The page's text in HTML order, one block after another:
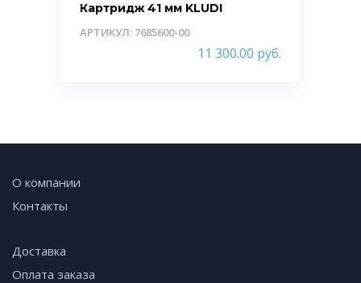
Картридж 41 мм KLUDI
АРТИКУЛ: 7685600-00
11 300.00 руб.
О компании
Контакты
Доставка
Оплата заказа